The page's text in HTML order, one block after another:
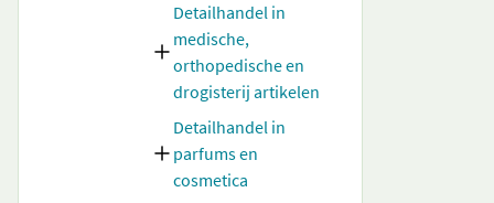
Detailhandel in
medische,
orthopedische en
drogisterij artikelen
Detailhandel in
parfums en
cosmetica